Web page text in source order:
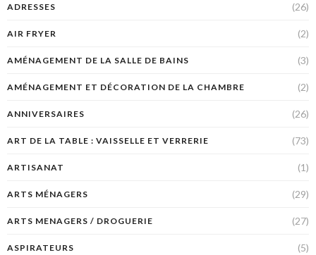
ADRESSES (26)
AIR FRYER (2)
AMÉNAGEMENT DE LA SALLE DE BAINS (3)
AMÉNAGEMENT ET DÉCORATION DE LA CHAMBRE (2)
ANNIVERSAIRES (26)
ART DE LA TABLE : VAISSELLE ET VERRERIE (73)
ARTISANAT (1)
ARTS MÉNAGERS (29)
ARTS MENAGERS / DROGUERIE (27)
ASPIRATEURS (5)